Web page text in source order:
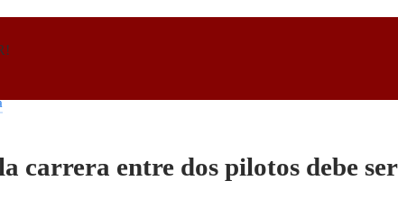
carrera entre dos pilotos debe ser